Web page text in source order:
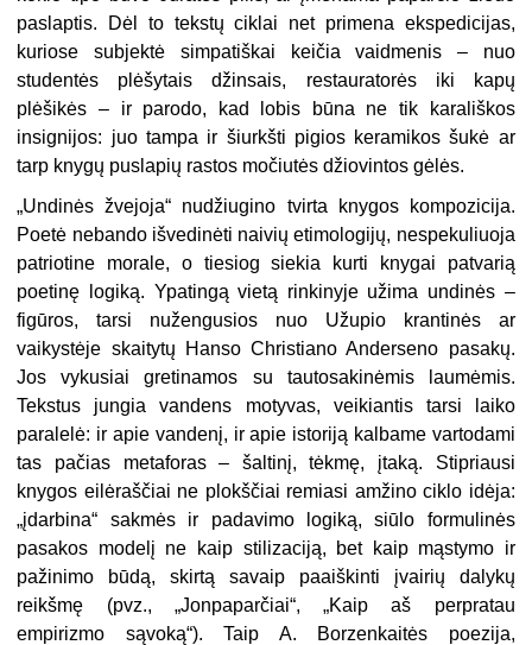
paslaptis. Dėl to tekstų ciklai net primena ekspedicijas,
kuriose subjektė simpatiškai keičia vaidmenis – nuo
studentės plėšytais džinsais, restauratorės iki kapų
plėšikės – ir parodo, kad lobis būna ne tik karališkos
insignijos: juo tampa ir šiurkšti pigios keramikos šukė ar
tarp knygų puslapių rastos močiutės džiovintos gėlės.
„Undinės žvejoja“ nudžiugino tvirta knygos kompozicija.
Poetė nebando išvedinėti naivių etimologijų, nespekuliuoja
patriotine morale, o tiesiog siekia kurti knygai patvarią
poetinę logiką. Ypatingą vietą rinkinyje užima undinės –
figūros, tarsi nužengusios nuo Užupio krantinės ar
vaikystėje skaitytų Hanso Christiano Anderseno pasakų.
Jos vykusiai gretinamos su tautosakinėmis laumėmis.
Tekstus jungia vandens motyvas, veikiantis tarsi laiko
paralelė: ir apie vandenį, ir apie istoriją kalbame vartodami
tas pačias metaforas – šaltinį, tėkmę, įtaką. Stipriausi
knygos eilėraščiai ne plokščiai remiasi amžino ciklo idėja:
„įdarbina“ sakmės ir padavimo logiką, siūlo formulinės
pasakos modelį ne kaip stilizaciją, bet kaip mąstymo ir
pažinimo būdą, skirtą savaip paaiškinti įvairių dalykų
reikšmę (pvz., „Jonpaparčiai“, „Kaip aš perpratau
empirizmo sąvoką“). Taip A. Borzenkaitės poezija,